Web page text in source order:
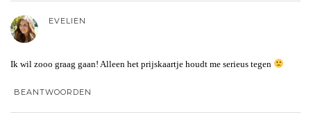
EVELIEN
Ik wil zooo graag gaan! Alleen het prijskaartje houdt me serieus tegen
BEANTWOORDEN